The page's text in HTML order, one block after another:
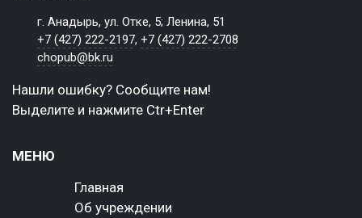
г. Анадырь, ул. Отке, 5; Ленина, 51
+7 (427) 222-2197,+7 (427) 222-2708
chopub@bk.ru
Нашли ошибку? Сообщите нам!
Выделите и нажмите Ctr+Enter
МЕНЮ
Главная
Об учреждении